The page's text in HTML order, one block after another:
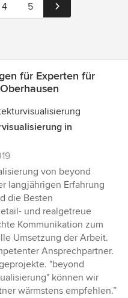
4 5
für Experten für
in
von beyond
langjährigen Erfahrung
die Besten
und realgetreue
Kommunikation zum
Umsetzung der Arbeit.
Ansprechpartner.
"beyond
können wir
wärmstens empfehlen.”